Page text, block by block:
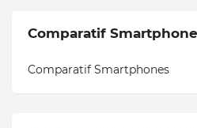
Comparatif
Comparatif Smartphones